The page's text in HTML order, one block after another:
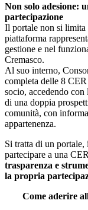
Non solo adesione:
partecipazione
Il portale non si limita
piattaforma
gestione e nel
Cremasco.
Al suo interno,
completa delle 8
socio, accedendo
di una doppia
comunità, con
appartenenza.
Si tratta di un portale,
partecipare a una
trasparenza e
la propria
Come aderire